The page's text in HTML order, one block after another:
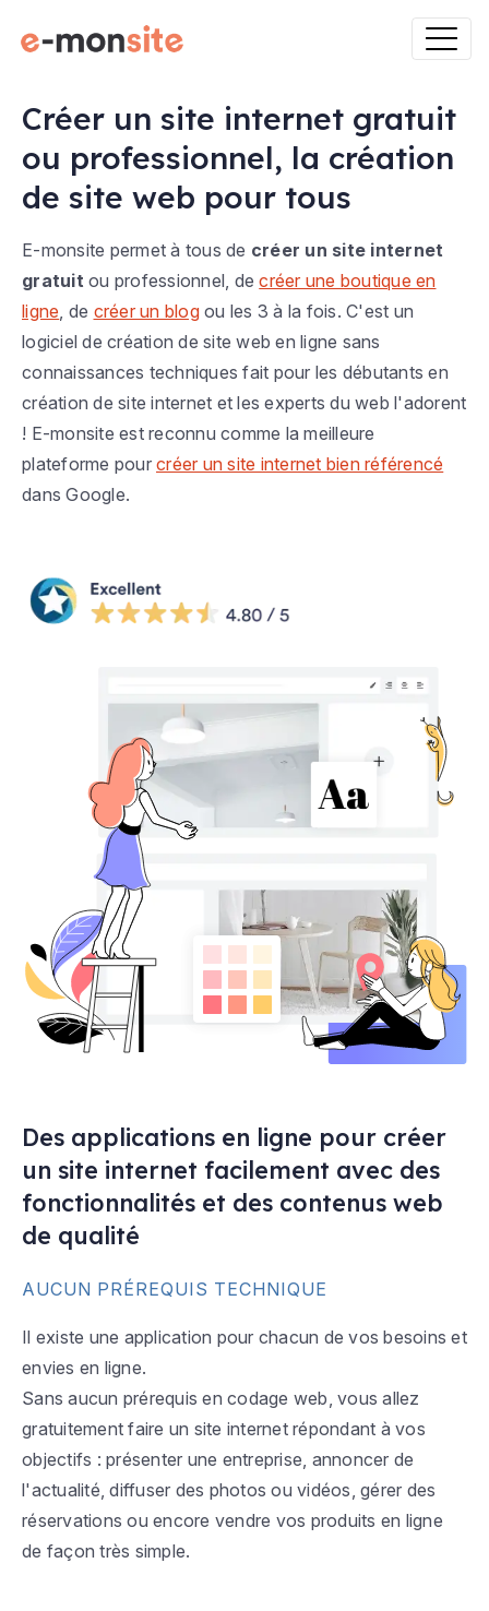
Créer un site internet gratuit
ou professionnel, la création
de site web pour tous
E-monsite permet à tous de créer un site internet
gratuit ou professionnel, decréer une boutique en
ligne , de créer un blogou les 3 à la fois. C'est un
logiciel de création de site web en ligne sans
connaissances techniques fait pour les débutants en
création de site internet et les experts du web l'adorent
! E-monsite est reconnu comme la meilleure
plateforme pour créer un site internet bien référencé
dans Google.
Des applications en ligne pour créer
un site internet facilement avec des
fonctionnalités et des contenus web
de qualité
AUCUN PRÉREQUIS TECHNIQUE
Il existe une application pour chacun de vos besoins et
envies en ligne.
Sans aucun prérequis en codage web, vous allez
gratuitement faire un site internet répondant à vos
objectifs : présenter une entreprise, annoncer de
l'actualité, diffuser des photos ou vidéos, gérer des
réservations ou encore vendre vos produits en ligne
de façon très simple.